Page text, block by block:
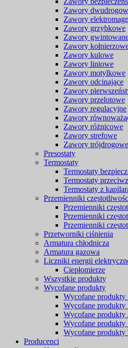
Zawory
Zawory
Zawory grzybkowe
Zawory
Zawory
Zawory kulowe
Zawory liniowe
Zawory motylkowe
Zawory odcinające
Zawory
Zawory przelotowe
Zawory regulacyjne
Zawory
Zawory różnicowe
Zawory strefowe
Zawory trójdrogowe
Presostaty
Termostaty
Termostaty
Termostaty
Termostaty z
Przemienniki
Przemienniki
Przemienniki
Przemienniki
Przetworniki ciśnienia
Armatura chłodnicza
Armatura gazowa
Liczniki energii
Ciepłomierze
Wszystkie produkty
Wycofane produkty
Wycofane
Wycofane
Wycofane produkty
Wycofane
Wycofane
Producenci